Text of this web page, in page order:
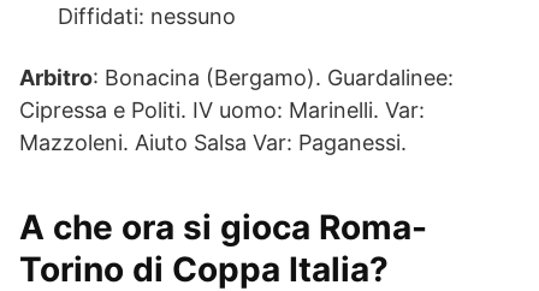
Diffidati: nessuno
Arbitro: Bonacina (Bergamo). Guardalinee:
Cipressa e Politi. IV uomo: Marinelli. Var:
Mazzoleni. Aiuto Salsa Var: Paganessi.
A che ora si gioca Roma-
Torino di Coppa Italia?